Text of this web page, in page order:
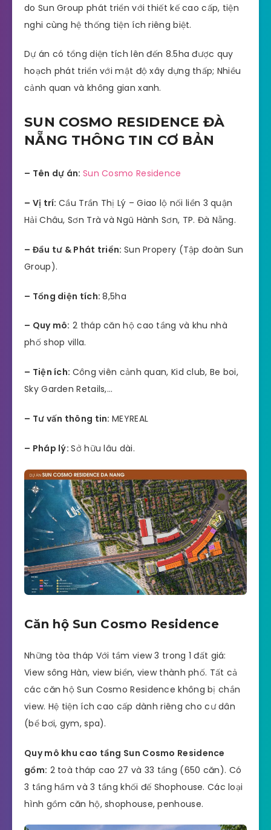
do Sun Group phát triển với thiết kế cao cấp, tiện
nghi cùng hệ thống tiện ích riêng biệt.
Dự án có tổng diện tích lên đến 8.5ha được quy
hoạch phát triển với mật độ xây dựng thấp; Nhiều
cảnh quan và không gian xanh.
SUN COSMO RESIDENCE ĐÀ
NẴNG THÔNG TIN CƠ BẢN
– Tên dự án: Sun Cosmo Residence
– Vị trí: Cầu Trần Thị Lý – Giao lộ nối liền 3 quận
Hải Châu, Sơn Trà và Ngũ Hành Sơn, TP. Đà Nẵng.
– Đầu tư & Phát triển: Sun Propery (Tập đoàn Sun
Group).
– Tổng diện tích:8,5ha
– Quy mô: 2 tháp căn hộ cao tầng và khu nhà
phố shop villa.
– Tiện ích: Công viên cảnh quan, Kid club, Be boi,
Sky Garden Retails,…
– Tư vấn thông tin: MEYREAL
– Pháp lý:Sở hữu lâu dài.
Căn hộ Sun Cosmo Residence
Những tòa tháp Với tầm view 3 trong 1 đất giá:
View sông Hàn, view biển, view thành phố. Tất cả
các căn hộ Sun Cosmo Residence không bị chắn
view. Hệ tiện ích cao cấp dành riêng cho cư dân
(bể bơi, gym, spa).
Quy mô khu cao tầng Sun Cosmo Residence
gồm: 2 toà tháp cao 27 và 33 tầng (650 căn). Có
3 tầng hầm và 3 tầng khối đế Shophouse. Các loại
hình gồm căn hộ, shophouse, penhouse.